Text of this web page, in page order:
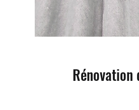
Rénovation